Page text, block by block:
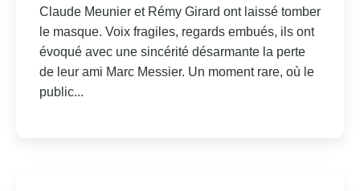
Claude Meunier et Rémy Girard ont laissé tomber
le masque. Voix fragiles, regards embués, ils ont
évoqué avec une sincérité désarmante la perte
de leur ami Marc Messier. Un moment rare, où le
public...